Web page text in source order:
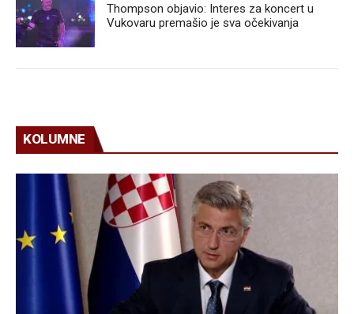
Thompson objavio: Interes za koncert u
Vukovaru premašio je sva očekivanja
KOLUMNE